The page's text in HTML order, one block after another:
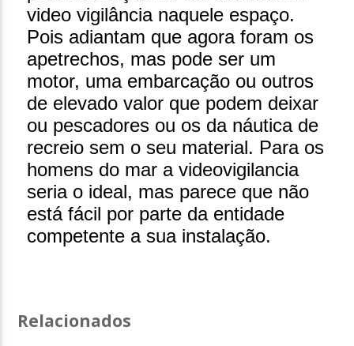
video vigilância naquele espaço.
Pois adiantam que agora foram os
apetrechos, mas pode ser um
motor, uma embarcação ou outros
de elevado valor que podem deixar
ou pescadores ou os da náutica de
recreio sem o seu material. Para os
homens do mar a videovigilancia
seria o ideal, mas parece que não
está fácil por parte da entidade
competente a sua instalação.
Relacionados